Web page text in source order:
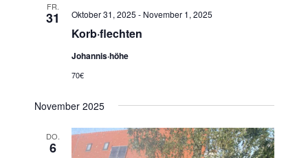
FR.
31
Korb·flechten
Oktober 31, 2025 - November 1, 2025
Johannis·höhe
70€
November 2025
DO.
6